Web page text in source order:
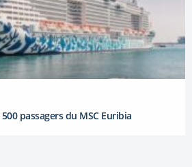
passagers du MSC Euribia